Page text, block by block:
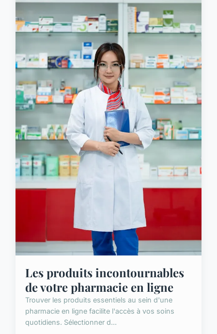
Les produits incontournables
de votre pharmacie en ligne
Trouver les produits essentiels au sein d'une
pharmacie en ligne facilite l'accès à vos soins
quotidiens. Sélectionner d...